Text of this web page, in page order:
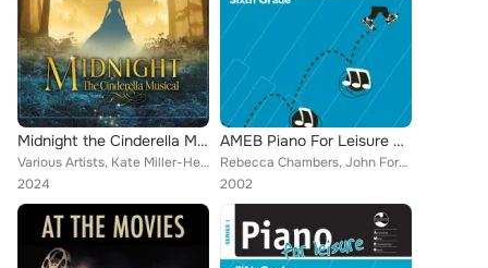
Midnight the Cinderella Musical (Original Live Cast Recording)
Various Artists, Kate Miller-Heidke, John Foreman, Anthony Costanzo
2024
AMEB Piano For Leisure Series 1 Grade 6
Rebecca Chambers, John Foreman, Raymond Allen
2002